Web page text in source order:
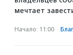
мечтает
Начало: 11:00 ·